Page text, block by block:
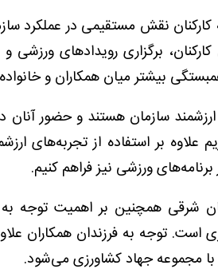
کارکنان نقش مستقیمی در عملکرد
برگزاری رویدادهای
بیشتر میان همکاران و
سازمان هستند و حضور
بر استفاده از تجربه‌های
ورزشی نیز فراهم کنیم.
شرقی همچنین بر اهمیت توجه به
است. توجه به فرزندان همکاران
با مجموعه جهاد کشاورزی می‌شود.